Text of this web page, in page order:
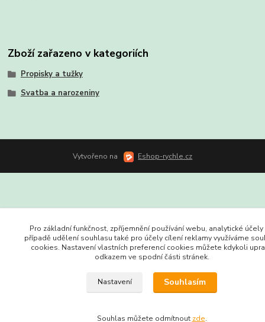
Zboží zařazeno v kategoriích
Propisky a tužky
Svatba a narozeniny
Vytvořeno na Eshop-rychle.cz
Pro základní funkčnost, zpříjemnění používání webu, analytické účely
případě udělení souhlasu také pro účely cílení reklamy využíváme
cookies. Nastavení vlastních preferencí cookies můžete kdykoli
odkazem ve spodní části stránek.
Nastavení Souhlasím
Souhlas můžete odmítnout zde.